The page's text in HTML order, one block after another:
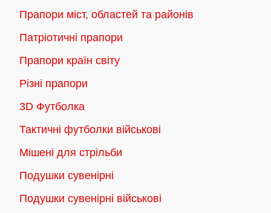
товару
Прапори міст, областей та районів
Патріотичні прапори
Прапори країн світу
Різні прапори
3D Футболка
Тактичні футболки військові
Мішені для стрільби
Подушки сувенірні
Подушки сувенірні військові